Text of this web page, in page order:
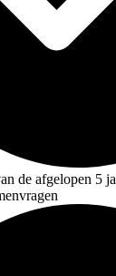
de afgelopen 5